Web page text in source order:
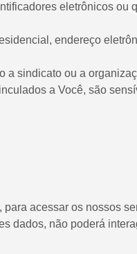
eletrônicos ou
endereço
a sindicato ou a
a Você, são
acessar os nossos
dados, não poderá